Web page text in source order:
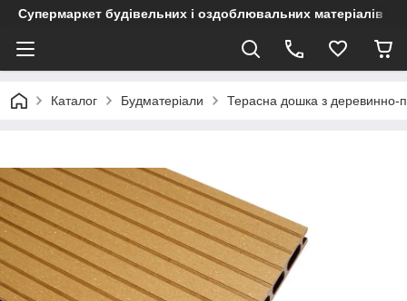
Супермаркет будівельних і оздоблювальних матеріалів
Каталог Будматеріали Терасна дошка з деревинно-